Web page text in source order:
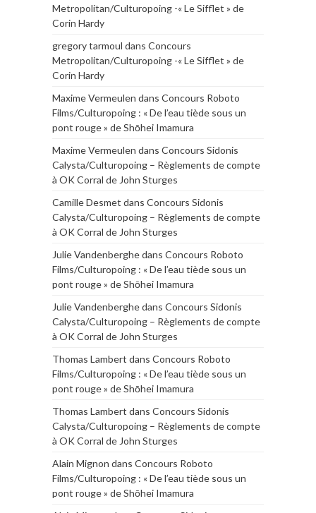
Metropolitan/Culturopoing -« Le Sifflet » de
Corin Hardy
gregory tarmoul dans Concours
Metropolitan/Culturopoing -« Le Sifflet » de
Corin Hardy
Maxime Vermeulen dans Concours Roboto
Films/Culturopoing : « De l’eau tiède sous un
pont rouge » de Shōhei Imamura
Maxime Vermeulen dans Concours Sidonis
Calysta/Culturopoing – Règlements de compte
à OK Corral de John Sturges
Camille Desmet dans Concours Sidonis
Calysta/Culturopoing – Règlements de compte
à OK Corral de John Sturges
Julie Vandenberghedans Concours Roboto
Films/Culturopoing : « De l’eau tiède sous un
pont rouge » de Shōhei Imamura
Julie Vandenberghedans Concours Sidonis
Calysta/Culturopoing – Règlements de compte
à OK Corral de John Sturges
Thomas Lambert dans Concours Roboto
Films/Culturopoing : « De l’eau tiède sous un
pont rouge » de Shōhei Imamura
Thomas Lambert dans Concours Sidonis
Calysta/Culturopoing – Règlements de compte
à OK Corral de John Sturges
Alain Mignon dans Concours Roboto
Films/Culturopoing : « De l’eau tiède sous un
pont rouge » de Shōhei Imamura